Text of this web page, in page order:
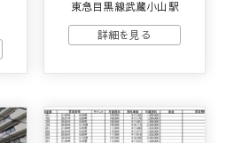
東急目黒線武蔵小山駅